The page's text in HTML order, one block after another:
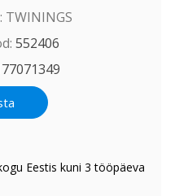
TWININGS
552406
Eestis kuni 3 tööpäeva